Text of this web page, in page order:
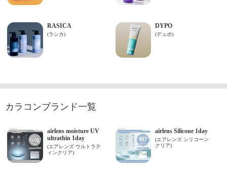
カラコンブランド一覧